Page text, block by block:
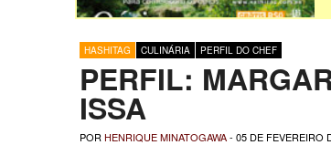
HASHITAG CULINÁRIA PERFIL DO CHEF
PERFIL:
ISSA
POR HENRIQUE MINATOGAWA- 05 DE FEVEREIRO